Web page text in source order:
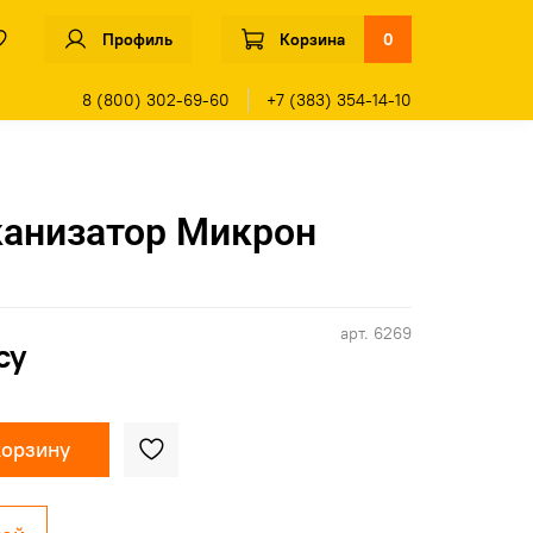
Профиль Корзина 0
8 (800) 302-69-60 +7 (383) 354-14-10
арт. 6269
Микрон